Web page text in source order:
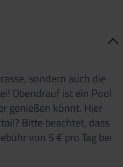
sondern auch die
Obendrauf ist ein Pool
genießen könnt. Hier
Bitte beachtet, dass
von 5 € pro Tag bei